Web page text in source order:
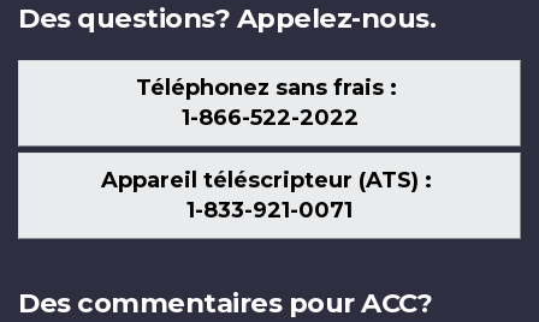
Des questions? Appelez-nous.
Téléphonez sans frais :
1-866-522-2022
Appareil téléscripteur (ATS) :
1-833-921-0071
Des commentaires pour ACC?